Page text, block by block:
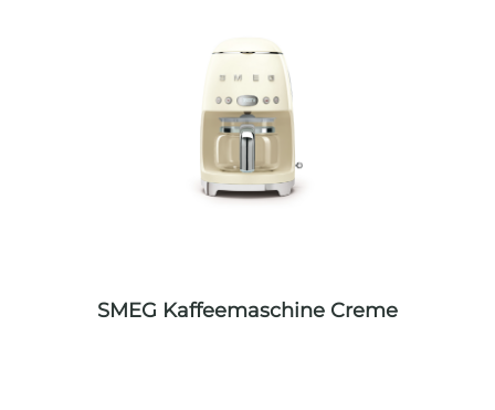
SMEG Kaffeemaschine Creme